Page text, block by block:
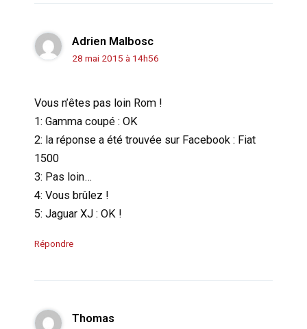
Adrien Malbosc
28 mai 2015 à 14h56
Vous n’êtes pas loin Rom !
1: Gamma coupé : OK
2: la réponse a été trouvée sur Facebook : Fiat
1500
3: Pas loin…
4: Vous brûlez !
5: Jaguar XJ : OK !
Répondre
Thomas